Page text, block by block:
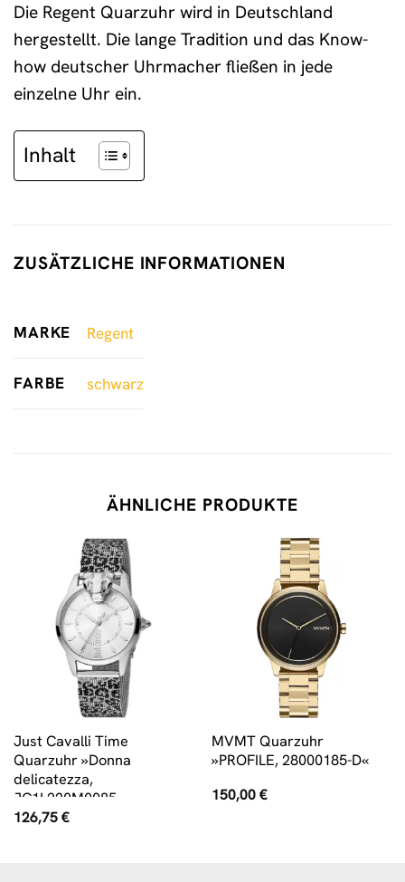
Die Regent Quarzuhr wird in Deutschland
hergestellt. Die lange Tradition und das Know-
how deutscher Uhrmacher fließen in jede
einzelne Uhr ein.
Inhalt
ZUSÄTZLICHE INFORMATIONEN
MARKE Regent
FARBE schwarz
ÄHNLICHE PRODUKTE
Just Cavalli Time
Quarzuhr »Donna
delicatezza,
JC1L220M0085«
126,75€
MVMT Quarzuhr
»PROFILE, 28000185-D«
150,00€